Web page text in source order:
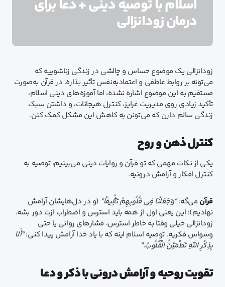
اسلام با توصیه دینی + دعا برای
درمان زودانزالی
زودانزالی یک موضوع حساس و چالشی در زندگی زناشوییه که
می‌تونه بر روابط عاطفی و اعتمادبه‌نفس تأثیر بذاره. در قرآن به‌صورت
مستقیم به این موضوع اشاره نشده، اما آموزه‌های دینی اسلام،
تأکید زیادی روی مدیریت غرایز، کنترل هیجانات، و داشتن سبک
زندگی سالم دارن که می‌تونن به کاهش این مشکل کمک کنن.
کنترل ذهن و روح
یکی از نکات مهمی که تو قرآن و روایات دینی می‌بینیم، توصیه به
کنترل افکار و آرامش درونیه.
قرآنمی‌گه:“وَجَعَلْنَا فِی قُلُوبِهِمْ تَأْلِیفًا” (و در دل‌هایشان آرامش
نهادیم)؛ این یعنی اول از همه باید استرس و اضطراب ازت دور بشه.
زودانزالی خیلی وقتا به خاطر استرس، فشارهای روانی یا حتی
وسواس فکریه. توصیه اسلام اینه که با یاد خدا آرامش پیدا کنی:“أَلا
بِذِكْرِ اللَّهِ تَطْمَئِنُّ الْقُلُوبُ.”
تقویت روحیه و آرامش درونی با ذکر و دعا